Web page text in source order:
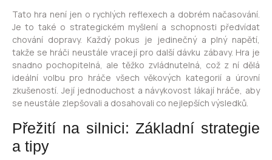
Tato hra není jen o rychlých reflexech a dobrém načasování.
Je to také o strategickém myšlení a schopnosti předvídat
chování dopravy. Každý pokus je jedinečný a plný napětí,
takže se hráči neustále vracejí pro další dávku zábavy. Hra je
snadno pochopitelná, ale těžko zvládnutelná, což z ní dělá
ideální volbu pro hráče všech věkových kategorií a úrovní
zkušeností. Její jednoduchost a návykovost lákají hráče, aby
se neustále zlepšovali a dosahovali co nejlepších výsledků.
Přežití na silnici: Základní strategie
a tipy